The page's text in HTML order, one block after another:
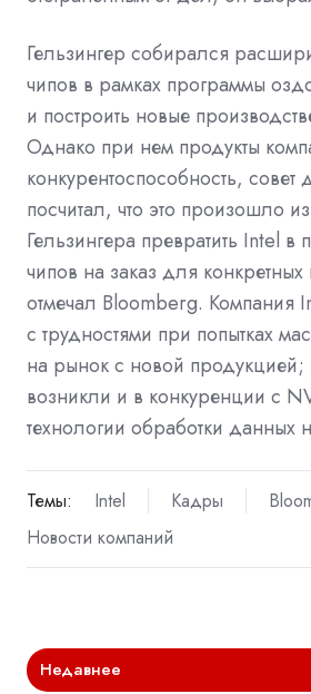
Гельзингер собирался
чипов в рамках программы
и построить новые
Однако при нем продукты
конкурентоспособность, совет
посчитал, что это произошло
Гельзингера превратить Intel в
чипов на заказ для
отмечал Bloomberg. Компания
с трудностями при попытках
на рынок с новой
возникли и в конкуренции с
технологии обработки
Темы: Intel Кадры
Новости компаний
Недавнее